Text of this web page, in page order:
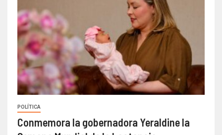
POLÍTICA
Conmemora la gobernadora Yeraldine la